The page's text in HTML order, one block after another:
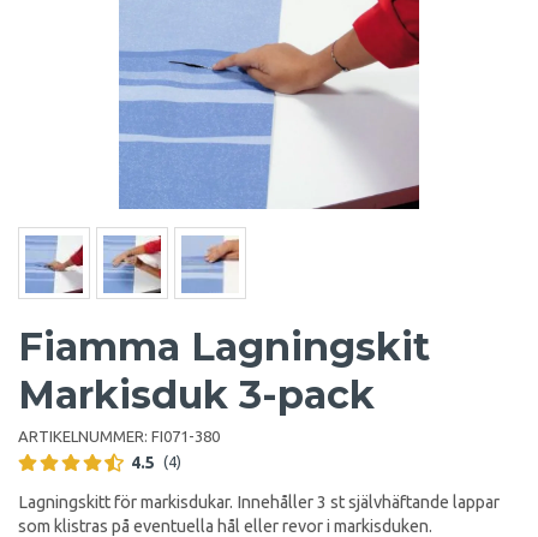
Fiamma Lagningskit
Markisduk 3-pack
ARTIKELNUMMER: FI071-380
4.5 (4)
Lagningskitt för markisdukar. Innehåller 3 st självhäftande lappar
som klistras på eventuella hål eller revor i markisduken.